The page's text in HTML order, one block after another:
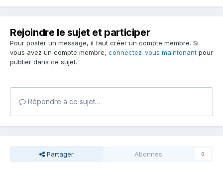
Rejoindre le sujet et participer
Pour poster un message, il faut créer un compte membre. Si
vous avez un compte membre, connectez-vous maintenant pour
publier dans ce sujet.
Répondre à ce sujet…
Partager Abonnés 0